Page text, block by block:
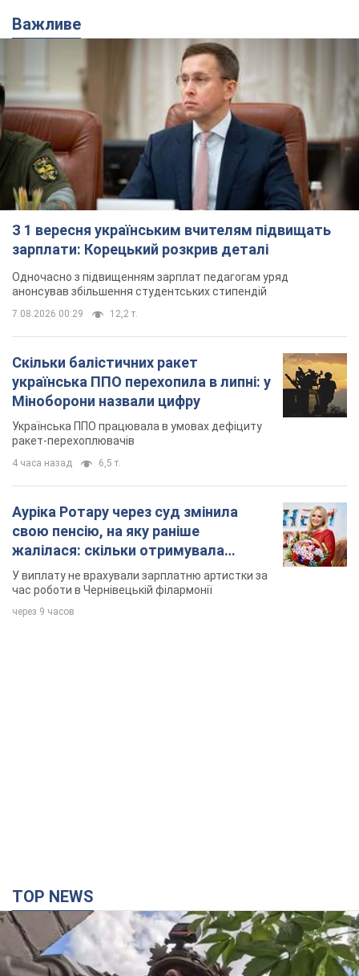
Важливе
З 1 вересня українським вчителям підвищать
зарплати: Корецький розкрив деталі
Одночасно з підвищенням зарплат педагогам уряд
анонсував збільшення студентських стипендій
7.08.2026 00:29 12,2 т.
Скільки балістичних ракет
українська ППО перехопила в липні: у
Міноборони назвали цифру
Українська ППО працювала в умовах дефіциту
ракет-перехоплювачів
4 часа назад 6,5 т.
Ауріка Ротару через суд змінила
свою пенсію, на яку раніше
жалілася: скільки отримувала
співачка
У виплату не врахували зарплатню артистки за
час роботи в Чернівецькій філармонії
через 9 часов
TOP NEWS